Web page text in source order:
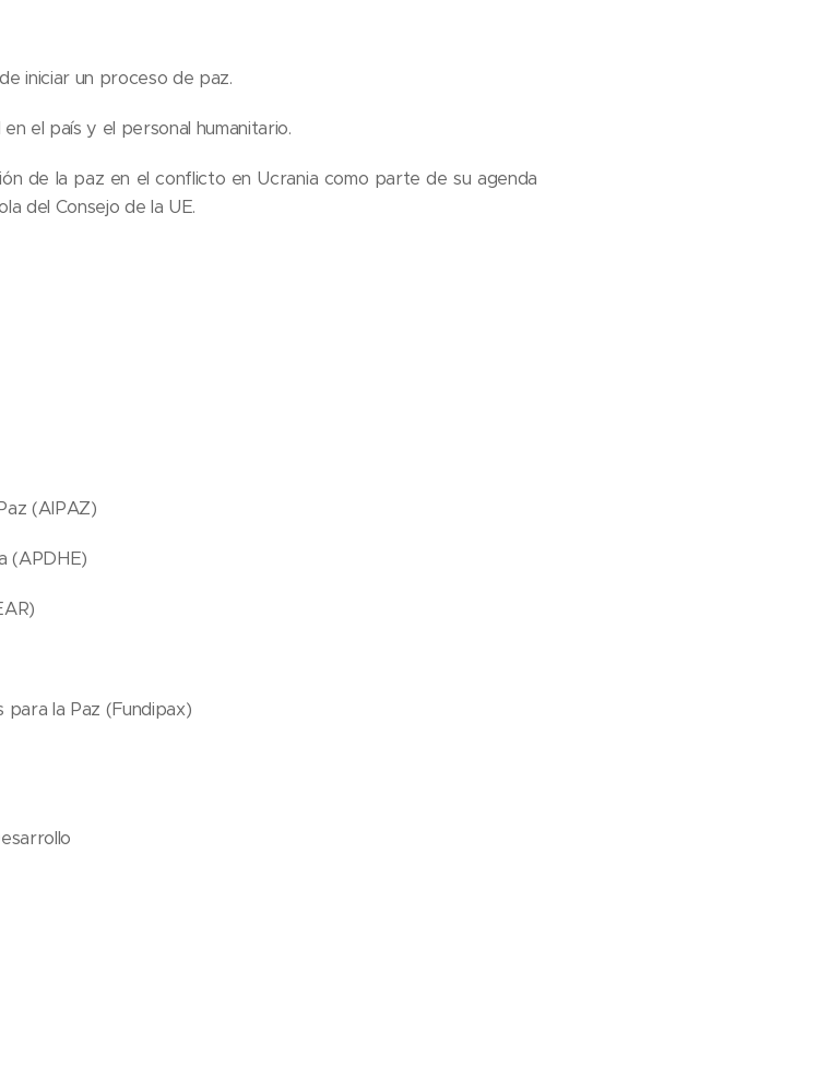
iniciar un proceso de paz.
el país y el personal humanitario.
de la paz en el conflicto en Ucrania como parte de su agenda
del Consejo de la UE.
(AIPAZ)
(APDHE)
para la Paz (Fundipax)